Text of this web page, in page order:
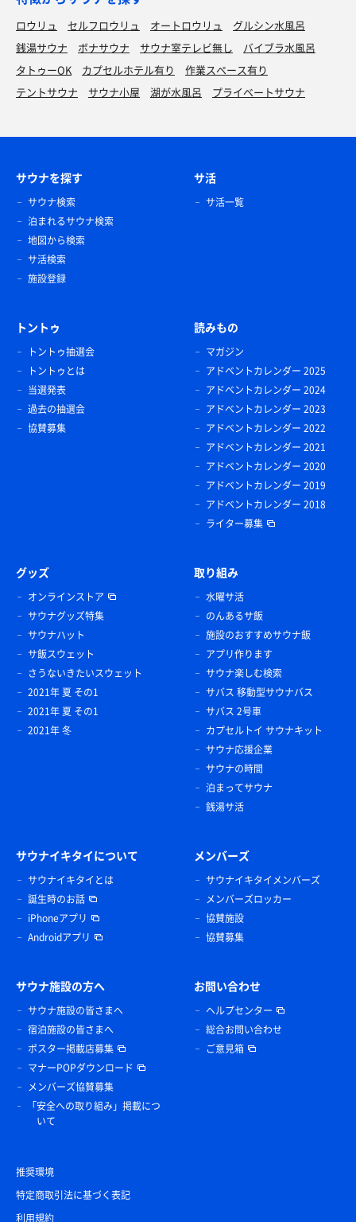
ロウリュ セルフロウリュ オートロウリュ
グルシン水風呂
銭湯サウナ
ボナサウナ サウナ室テレビ無し
バイブラ水風呂
タトゥーOK
カプセルホテル有り
作業スペース有り
テントサウナ
サウナ小屋 湖が水風呂 プライベートサウナ
サウナを探す
サウナ検索
泊まれるサウナ検索
地図から検索
サ活検索
施設登録
サ活
サ活一覧
トントゥ
トントゥ抽選会
トントゥとは
当選発表
過去の抽選会
協賛募集
読みもの
マガジン
アドベントカレンダー 2025
アドベントカレンダー 2024
アドベントカレンダー 2023
アドベントカレンダー 2022
アドベントカレンダー 2021
アドベントカレンダー 2020
アドベントカレンダー 2019
アドベントカレンダー 2018
ライター募集
グッズ
オンラインストア
サウナグッズ特集
サウナハット
サ飯スウェット
さうないきたいスウェット
2021年 夏 その1
2021年 夏 その1
2021年 冬
取り組み
水曜サ活
のんあるサ飯
施設のおすすめサウナ飯
アプリ作ります
サウナ楽しむ検索
サバス 移動型サウナバス
サバス 2号車
カプセルトイ サウナキット
サウナ応援企業
サウナの時間
泊まってサウナ
銭湯サ活
サウナイキタイについて
サウナイキタイとは
誕生時のお話
iPhoneアプリ
Androidアプリ
メンバーズ
サウナイキタイメンバーズ
メンバーズロッカー
協賛施設
協賛募集
サウナ施設の方へ
サウナ施設の皆さまへ
宿泊施設の皆さまへ
ポスター掲載店募集
マナーPOPダウンロード
メンバーズ協賛募集
「安全への取り組み」掲載につ
いて
お問い合わせ
ヘルプセンター
総合お問い合わせ
ご意見箱
推奨環境
特定商取引法に基づく表記
利用規約